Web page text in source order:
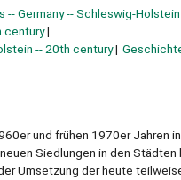
-- Germany -- Schleswig-
century
-- 20th century
und frühen 1970er Jahren
Siedlungen in den
Umsetzung der heute